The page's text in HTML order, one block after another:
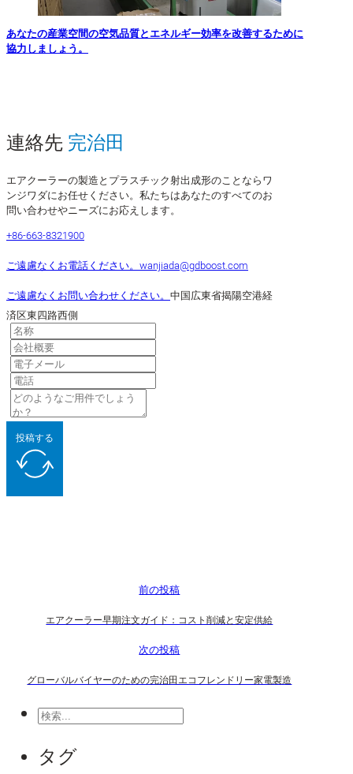
あなたの産業空間の空気品質とエネルギー効率を改善するために
協力しましょう。
連絡先 完治田
エアクーラーの製造とプラスチック射出成形のことならワ
ンジワダにお任せください。私たちはあなたのすべてのお
問い合わせやニーズにお応えします。
+86-663-8321900
ご遠慮なくお電話ください。 wanjiada@gdboost.com
ご遠慮なくお問い合わせください。 中国広東省揭陽空港経
済区東四路西側
投稿する
前の投稿
エアクーラー早期注文ガイド：コスト削減と安定供給
次の投稿
グローバルバイヤーのための完治田エコフレンドリー家電製造
検
タグ